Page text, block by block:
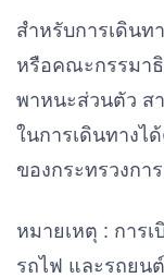
สำหรับการเดินท
หรือคณะกรรมา
พาหนะส่วนตัว ส
ในการเดินทางไ
ของกระทรวงกา
หมายเหตุ : การเ
รถไฟ และรถยน